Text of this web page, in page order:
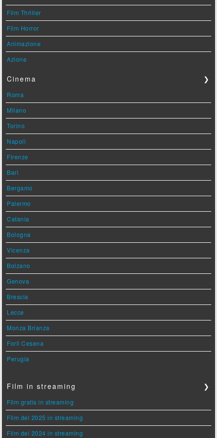
Film Thriller
Film Horror
Animazione
Azione
Cinema ❯
Roma
Milano
Torino
Napoli
Firenze
Bari
Bergamo
Palermo
Catania
Bologna
Vicenza
Bolzano
Genova
Brescia
Lecce
Monza Brianza
Forlì Cesena
Perugia
Film in streaming ❯
Film gratis in streaming
Film del 2025 in streaming
Film del 2024 in streaming